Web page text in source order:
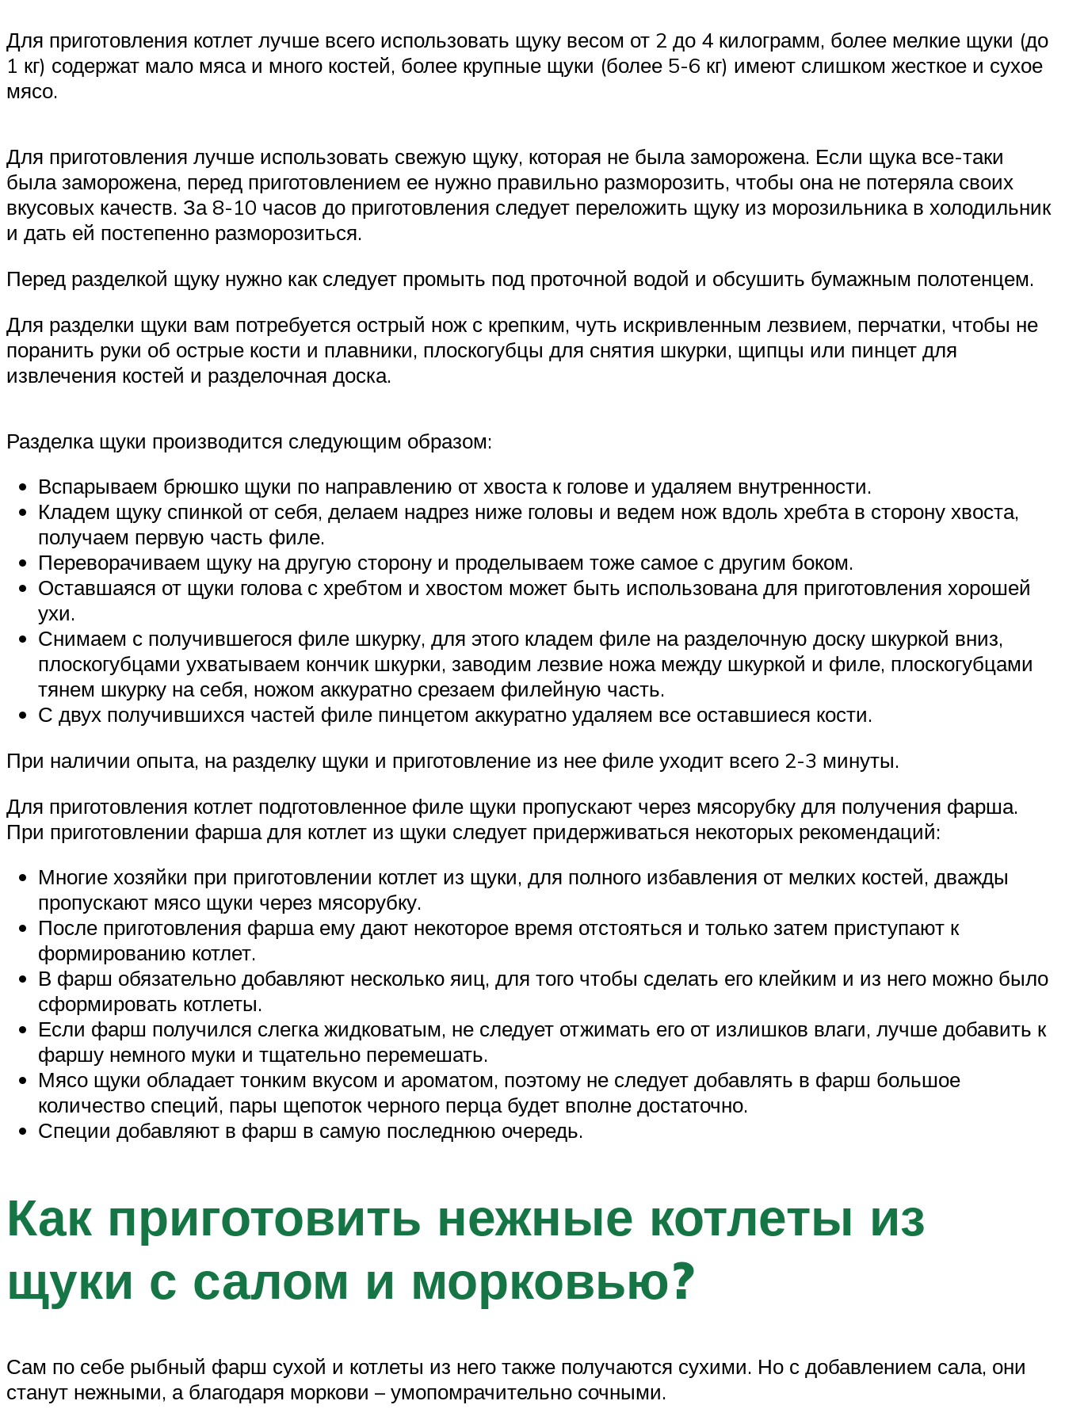
Для приготовления котлет лучше всего использовать щуку весом от 2 до 4 килограмм, более мелкие щуки (до
1 кг) содержат мало мяса и много костей, более крупные щуки (более 5-6 кг) имеют слишком жесткое и сухое
мясо.
Для приготовления лучше использовать свежую щуку, которая не была заморожена. Если щука все-таки
была заморожена, перед приготовлением ее нужно правильно разморозить, чтобы она не потеряла своих
вкусовых качеств. За 8-10 часов до приготовления следует переложить щуку из морозильника в холодильник
и дать ей постепенно разморозиться.
Перед разделкой щуку нужно как следует промыть под проточной водой и обсушить бумажным полотенцем.
Для разделки щуки вам потребуется острый нож с крепким, чуть искривленным лезвием, перчатки, чтобы не
поранить руки об острые кости и плавники, плоскогубцы для снятия шкурки, щипцы или пинцет для
извлечения костей и разделочная доска.
Разделка щуки производится следующим образом:
Вспарываем брюшко щуки по направлению от хвоста к голове и удаляем внутренности.
Кладем щуку спинкой от себя, делаем надрез ниже головы и ведем нож вдоль хребта в сторону хвоста,
получаем первую часть филе.
Переворачиваем щуку на другую сторону и проделываем тоже самое с другим боком.
Оставшаяся от щуки голова с хребтом и хвостом может быть использована для приготовления хорошей
ухи.
Снимаем с получившегося филе шкурку, для этого кладем филе на разделочную доску шкуркой вниз,
плоскогубцами ухватываем кончик шкурки, заводим лезвие ножа между шкуркой и филе, плоскогубцами
тянем шкурку на себя, ножом аккуратно срезаем филейную часть.
С двух получившихся частей филе пинцетом аккуратно удаляем все оставшиеся кости.
При наличии опыта, на разделку щуки и приготовление из нее филе уходит всего 2-3 минуты.
Для приготовления котлет подготовленное филе щуки пропускают через мясорубку для получения фарша.
При приготовлении фарша для котлет из щуки следует придерживаться некоторых рекомендаций:
Многие хозяйки при приготовлении котлет из щуки, для полного избавления от мелких костей, дважды
пропускают мясо щуки через мясорубку.
После приготовления фарша ему дают некоторое время отстояться и только затем приступают к
формированию котлет.
В фарш обязательно добавляют несколько яиц, для того чтобы сделать его клейким и из него можно было
сформировать котлеты.
Если фарш получился слегка жидковатым, не следует отжимать его от излишков влаги, лучше добавить к
фаршу немного муки и тщательно перемешать.
Мясо щуки обладает тонким вкусом и ароматом, поэтому не следует добавлять в фарш большое
количество специй, пары щепоток черного перца будет вполне достаточно.
Специи добавляют в фарш в самую последнюю очередь.
Как приготовить нежные котлеты из
щуки с салом и морковью?
Сам по себе рыбный фарш сухой и котлеты из него также получаются сухими. Но с добавлением сала, они
станут нежными, а благодаря моркови – умопомрачительно сочными.